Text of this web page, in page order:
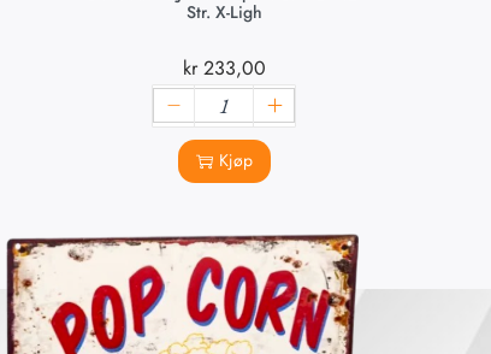
Str. X-Ligh
kr233,00
Kjøp